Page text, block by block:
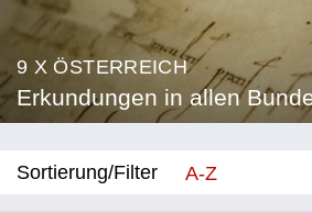
9 X ÖSTERREICH
Erkundungen in allen
Sortierung/Filter
A-Z